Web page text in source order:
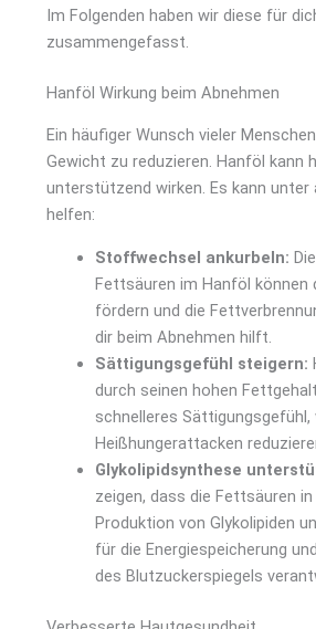
Im Folgenden haben wir diese für
zusammengefasst.
Hanföl Wirkung beim Abnehmen
Ein häufiger Wunsch vieler
Gewicht zu reduzieren. Hanföl kann
unterstützend wirken. Es kann unter
helfen:
Stoffwechsel ankurbeln:
Fettsäuren im Hanföl
fördern und die
dir beim Abnehmen hilft.
Sättigungsgefühl steigern:
durch seinen hohen
schnelleres Sättigungsgefühl,
Heißhungerattacken
Glykolipidsynthese
zeigen, dass die Fettsäuren
Produktion von Glykolipiden
für die Energiespeicherung
des Blutzuckerspiegels